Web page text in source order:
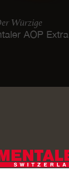
Würzige
AOP Extra